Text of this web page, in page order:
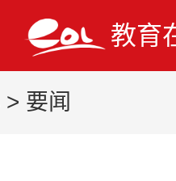
教育
> 要闻